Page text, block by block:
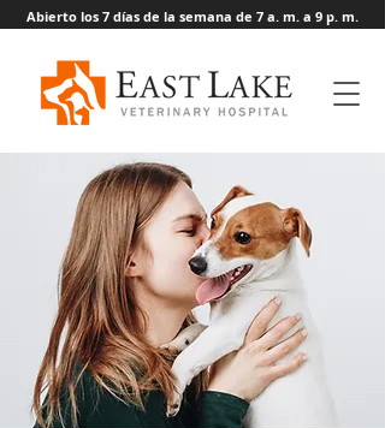
Abierto los 7 días de la semana de 7 a. m. a 9 p. m.